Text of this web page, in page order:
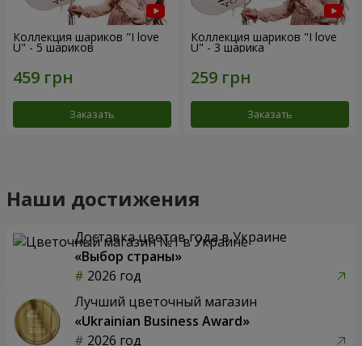
Коллекция шариков "I love
U" - 5 шариков
Заказать
Коллекция шариков "I love
U" - 3 шарика
Заказать
Наши достижения
Доставка цветов года в Украине
«Выбор страны»
2026 год
Лучший цветочный магазин
«Ukrainian Business Award»
2026 год